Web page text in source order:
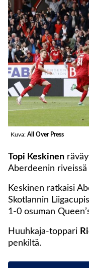
Kuva: All Over Press
Topi Keskinen
Aberdeenin
Keskinen ratkaisi
Skotlannin
1-0 osuman
Huuhkaja-toppari
penkiltä.